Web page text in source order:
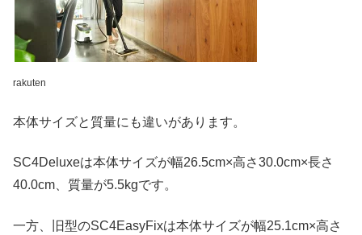
rakuten
本体サイズと質量にも違いがあります。
SC4Deluxeは本体サイズが幅26.5cm×高さ30.0cm×長さ
40.0cm、質量が5.5kgです。
一方、旧型のSC4EasyFixは本体サイズが幅25.1cm×高さ